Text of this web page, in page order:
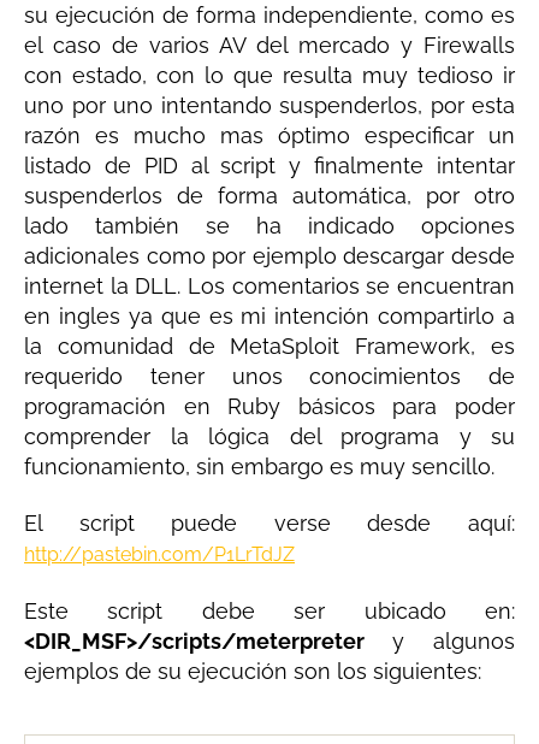
su ejecución de forma independiente, como es
el caso de varios AV del mercado y Firewalls
con estado, con lo que resulta muy tedioso ir
uno por uno intentando suspenderlos, por esta
razón es mucho mas óptimo especificar un
listado de PID al script y finalmente intentar
suspenderlos de forma automática, por otro
lado también se ha indicado opciones
adicionales como por ejemplo descargar desde
internet la DLL. Los comentarios se encuentran
en ingles ya que es mi intención compartirlo a
la comunidad de MetaSploit Framework, es
requerido tener unos conocimientos de
programación en Ruby básicos para poder
comprender la lógica del programa y su
funcionamiento, sin embargo es muy sencillo.
El script puede verse desde aquí:
http://pastebin.com/P1LrTdJZ
Este script debe ser ubicado en:
<DIR_MSF>/scripts/meterpreter y algunos
ejemplos de su ejecución son los siguientes: